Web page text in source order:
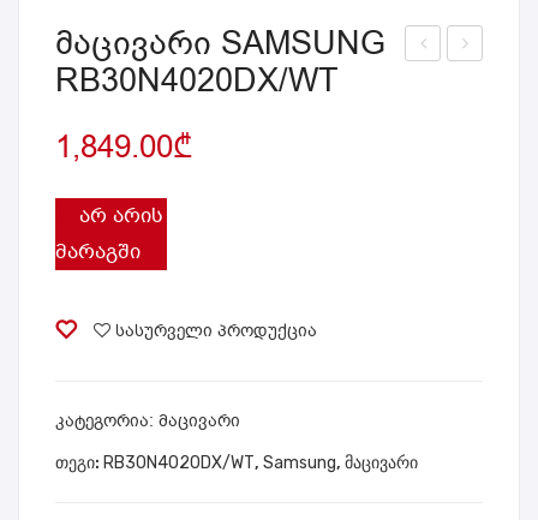
მაცივარი SAMSUNG
RB30N4020DX/WT
1,849.00₾
ᲐᲠ ᲐᲠᲘᲡ
ᲛᲐᲠᲐᲒᲨᲘ
სასურველი პროდუქცია
ᲙᲐᲢᲔᲒᲝᲠᲘᲐ: მაცივარი
ᲗᲔᲒᲘ: RB30N4020DX/WT, Samsung, მაცივარი